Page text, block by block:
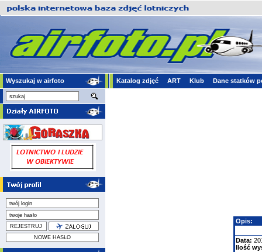
Wyszukaj w airfoto Katalog zdjęć ART Klub Dane statków
Opis:
Data:
Ilość